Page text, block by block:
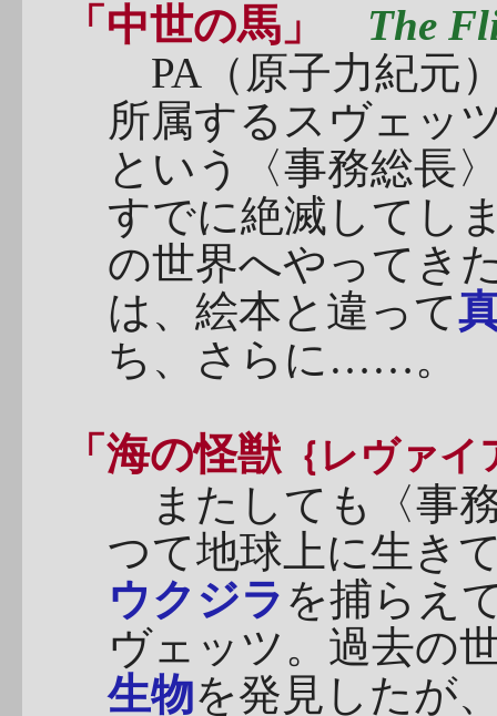
「中世の馬」 The
PA（原子力紀元
所属するスヴェッ
という〈事務総長
すでに絶滅してし
の世界へやってき
は、絵本と違って
ち、さらに……。
「海の怪獣 ｛レヴァ
またしても〈事
つて地球上に生き
ウクジラ を捕らえ
ヴェッツ。過去の
生物を発見したが